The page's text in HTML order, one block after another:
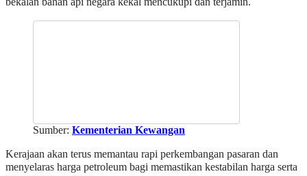
Pembaharuan Sistem Subsidi
& Harga Turun Mulai Julai 2026